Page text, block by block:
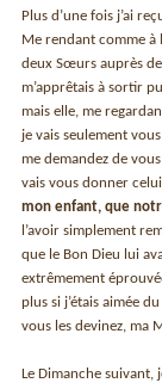
Plus d’une fois j’ai
Me rendant comme à
deux Sœurs auprès
m’apprêtais à sortir
mais elle, me
je vais seulement
me demandez de
vais vous donner
mon enfant, que
l’avoir simplement
que le Bon Dieu lui
extrêmement
plus si j’étais aimée
vous les devinez, ma
Le Dimanche suivant,